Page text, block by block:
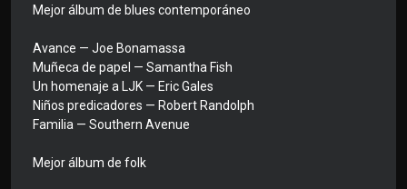
Mejor álbum de blues contemporáneo
Avance — Joe Bonamassa
Muñeca de papel — Samantha Fish
Un homenaje a LJK — Eric Gales
Niños predicadores — Robert Randolph
Familia — Southern Avenue
Mejor álbum de folk